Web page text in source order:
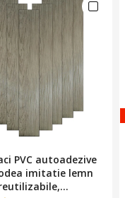
PVC autoadezive
imitatie lemn